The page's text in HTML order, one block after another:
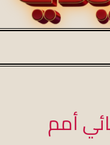
أمم